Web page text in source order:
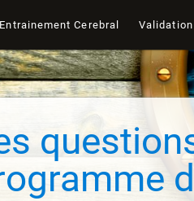
Entrainement Cerebral